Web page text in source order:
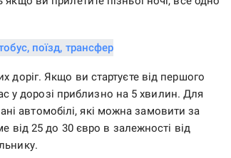
доріг. Якщо ви стартуєте від першого
у дорозі приблизно на 5 хвилин. Для
автомобілі, які можна замовити за
від 25 до 30 євро в залежності від